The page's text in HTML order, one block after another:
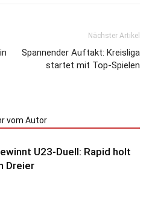
Nächster Artikel
Spannender Auftakt: Kreisliga
startet mit Top-Spielen
vom Autor
U23-Duell: Rapid holt
Dreier